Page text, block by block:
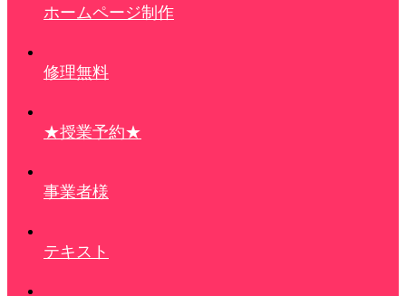
ホームページ制作
修理無料
★授業予約★
事業者様
テキスト